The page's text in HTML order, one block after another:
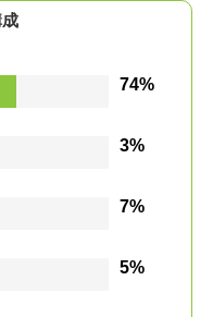
74%
3%
7%
5%